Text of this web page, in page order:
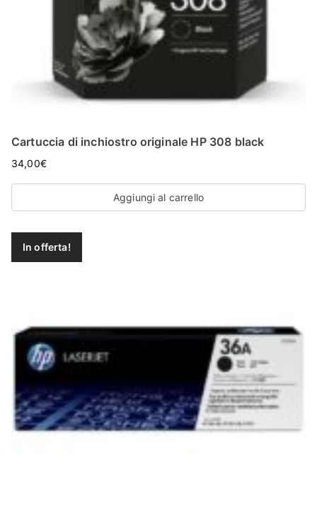
Cartuccia di inchiostro originale HP 308 black
34,00€
Aggiungi al carrello
In offerta!